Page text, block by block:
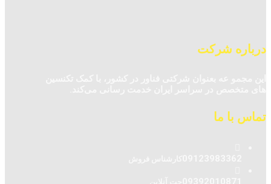
درباره شرکت
این مجمو عه بعنوان شرکتی فناور در کشور، با کمک تکنسین‌
تماس با ما